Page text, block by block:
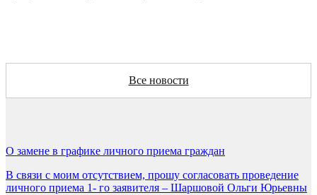
Все новости
О замене в графике личного приема граждан
В связи с моим отсутствием, прошу согласовать проведение
личного приема 1- го заявителя – Шаршовой Ольги Юрьевны